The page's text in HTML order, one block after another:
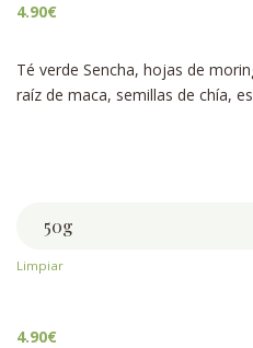
4.90€
Té verde Sencha, hojas de
raíz de maca, semillas de chía,
Limpiar
4.90€